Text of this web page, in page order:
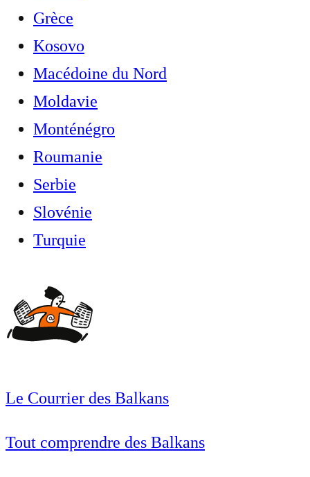
Grèce
Kosovo
Macédoine du Nord
Moldavie
Monténégro
Roumanie
Serbie
Slovénie
Turquie
Le Courrier des Balkans
Tout comprendre des Balkans